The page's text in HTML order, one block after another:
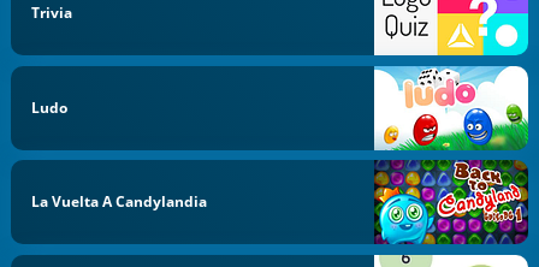
Trivia
Ludo
La Vuelta A Candylandia